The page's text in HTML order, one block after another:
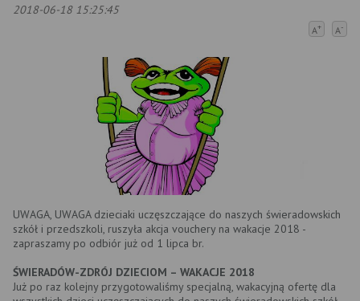
2018-06-18 15:25:45
A+ A-
UWAGA, UWAGA dzieciaki uczęszczające do naszych świeradowskich
szkół i przedszkoli, ruszyła akcja vouchery na wakacje 2018 -
zapraszamy po odbiór już od 1 lipca br.
ŚWIERADÓW-ZDRÓJ DZIECIOM – WAKACJE 2018
Już po raz kolejny przygotowaliśmy specjalną, wakacyjną ofertę dla